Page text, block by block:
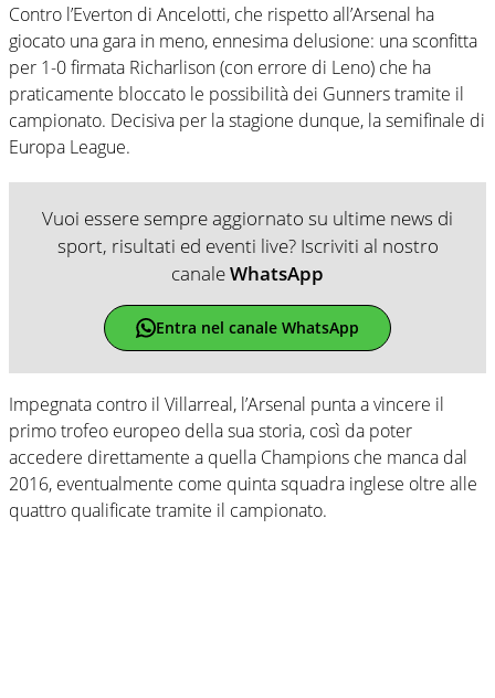
Contro l’Everton di Ancelotti, che rispetto all’Arsenal ha
giocato una gara in meno, ennesima delusione: una sconfitta
per 1-0 firmata Richarlison (con errore di Leno) che ha
praticamente bloccato le possibilità dei Gunners tramite il
campionato. Decisiva per la stagione dunque, la semifinale di
Europa League.
Vuoi essere sempre aggiornato su ultime news di
sport, risultati ed eventi live? Iscriviti al nostro
canaleWhatsApp
Entra nel canale WhatsApp
Impegnata contro il Villarreal, l’Arsenal punta a vincere il
primo trofeo europeo della sua storia, così da poter
accedere direttamente a quella Champions che manca dal
2016, eventualmente come quinta squadra inglese oltre alle
quattro qualificate tramite il campionato.